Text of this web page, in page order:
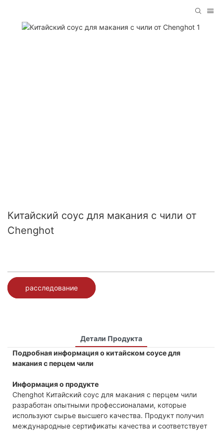
Китайский соус для макания с чили от
Chenghot
расследование
Детали Продукта
Подробная информация о китайском соусе для
макания с перцем чили
Информация о продукте
Chenghot Китайский соус для макания с перцем чили
разработан опытными профессионалами, которые
используют сырье высшего качества. Продукт получил
международные сертификаты качества и соответствует